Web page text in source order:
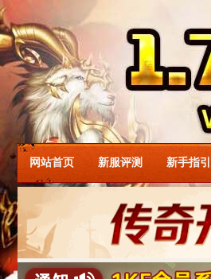
网站首页 新服评测 新手指引